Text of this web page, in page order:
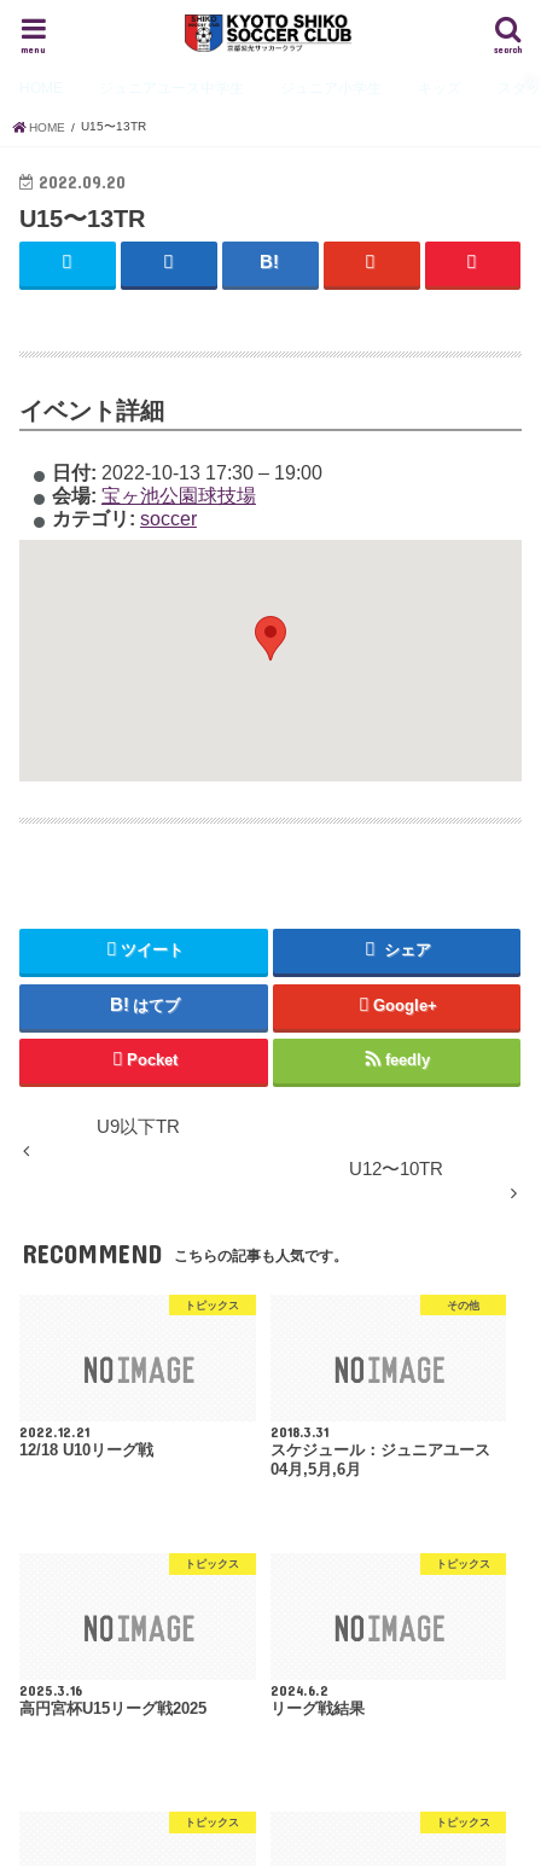
search
menu
HOME U15〜13TR
2022.09.20
U15〜13TR
イベント詳細
日付: 2022-10-13 17:30– 19:00
会場: 宝ヶ池公園球技場
カテゴリ: soccer
ツイート シェア
はてブ Google+
Pocket feedly
U9以下TR
U12〜10TR
RECOMMEND こちらの記事も人気です。
トピックス
2022.12.21
12/18 U10リーグ戦
その他
2018.3.31
スケジュール：ジュニアユース
04月,5月,6月
トピックス
2025.3.16
高円宮杯U15リーグ戦2025
トピックス
2024.6.2
リーグ戦結果
トピックス トピックス